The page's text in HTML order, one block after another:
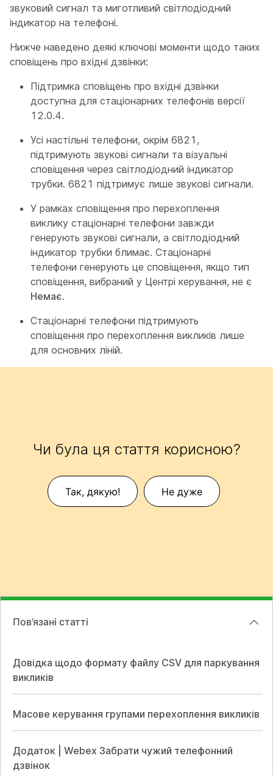
звуковий сигнал та миготливий світлодіодний
індикатор на телефоні.
Нижче наведено деякі ключові моменти щодо таких
сповіщень про вхідні дзвінки:
Підтримка сповіщень про вхідні дзвінки
доступна для стаціонарних телефонів версії
12.0.4.
Усі настільні телефони, окрім 6821,
підтримують звукові сигнали та візуальні
сповіщення через світлодіодний індикатор
трубки. 6821 підтримує лише звукові сигнали.
У рамках сповіщення про перехоплення
виклику стаціонарні телефони завжди
генерують звукові сигнали, а світлодіодний
індикатор трубки блимає. Стаціонарні
телефони генерують це сповіщення, якщо тип
сповіщення, вибраний у Центрі керування, не є
Немає.
Стаціонарні телефони підтримують
сповіщення про перехоплення викликів лише
для основних ліній.
Чи була ця стаття корисною?
Так, дякую! Не дуже
Пов’язані статті
Довідка щодо формату файлу CSV для паркування
викликів
Масове керування групами перехоплення викликів
Додаток | Webex Забрати чужий телефонний
дзвінок